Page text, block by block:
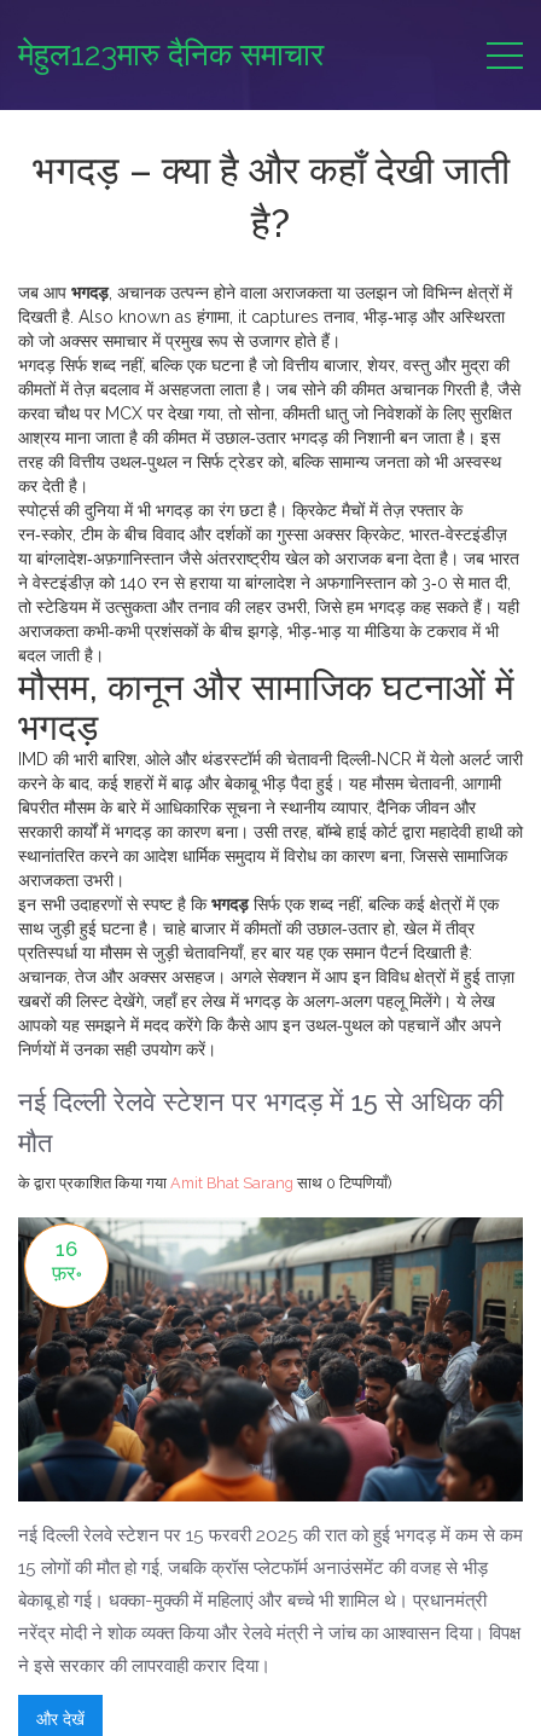
मेहुल123मारु दैनिक समाचार
भगदड़ – क्या है और कहाँ देखी जाती
है?
जब आप भगदड़, अचानक उत्पन्न होने वाला अराजकता या उलझन जो विभिन्न क्षेत्रों में
दिखती है . Also known as हंगामा, it captures तनाव, भीड़‑भाड़ और अस्थिरता
को जो अक्सर समाचार में प्रमुख रूप से उजागर होते हैं।
भगदड़ सिर्फ शब्द नहीं, बल्कि एक घटना है जोवित्तीय बाजार, शेयर, वस्तु और मुद्रा की
कीमतों में तेज़ बदलाव में असहजता लाता है। जब सोने की कीमत अचानक गिरती है, जैसे
करवा चौथ पर MCX पर देखा गया, तोसोना, कीमती धातु जो निवेशकों के लिए सुरक्षित
आश्रय माना जाता है की कीमत में उछाल‑उतार भगदड़ की निशानी बन जाता है। इस
तरह की वित्तीय उथल‑पुथल न सिर्फ ट्रेडर को, बल्कि सामान्य जनता को भी अस्वस्थ
कर देती है।
स्पोर्ट्स की दुनिया में भी भगदड़ का रंग छटा है। क्रिकेट मैचों में तेज़ रफ्तार के
रन‑स्कोर, टीम के बीच विवाद और दर्शकों का गुस्सा अक्सरक्रिकेट भारत‑वेस्टइंडीज़
या बांग्लादेश‑अफ़गानिस्तान जैसे अंतरराष्ट्रीय खेलको अराजक बना देता है। जब भारत
ने वेस्टइंडीज़ को 140 रन से हराया या बांग्लादेश ने अफगानिस्तान को 3‑0 से मात दी,
तो स्टेडियम में उत्सुकता और तनाव की लहर उभरी, जिसे हम भगदड़ कह सकते हैं। यही
अराजकता कभी‑कभी प्रशंसकों के बीच झगड़े, भीड़‑भाड़ या मीडिया के टकराव में भी
बदल जाती है।
मौसम, कानून और सामाजिक घटनाओं में
भगदड़
IMD की भारी बारिश, ओले और थंडरस्टॉर्म की चेतावनी दिल्ली‑NCR में येलो अलर्ट जारी
करने के बाद, कई शहरों में बाढ़ और बेकाबू भीड़ पैदा हुई। यह मौसम चेतावनी, आगामी
बिपरीत मौसम के बारे में आधिकारिक सूचनाने स्थानीय व्यापार, दैनिक जीवन और
सरकारी कार्यों में भगदड़ का कारण बना। उसी तरह, बॉम्बे हाई कोर्ट द्वारा महादेवी हाथी को
स्थानांतरित करने का आदेश धार्मिक समुदाय में विरोध का कारण बना, जिससे सामाजिक
अराजकता उभरी।
इन सभी उदाहरणों से स्पष्ट है किभगदड़सिर्फ एक शब्द नहीं, बल्कि कई क्षेत्रों में एक
साथ जुड़ी हुई घटना है। चाहे बाजार में कीमतों की उछाल‑उतार हो, खेल में तीव्र
प्रतिस्पर्धा या मौसम से जुड़ी चेतावनियाँ, हर बार यह एक समान पैटर्न दिखाती है:
अचानक, तेज और अक्सर असहज। अगले सेक्शन में आप इन विविध क्षेत्रों में हुई ताज़ा
खबरों की लिस्ट देखेंगे, जहाँ हर लेख में भगदड़ के अलग‑अलग पहलू मिलेंगे। ये लेख
आपको यह समझने में मदद करेंगे कि कैसे आप इन उथल‑पुथल को पहचानें और अपने
निर्णयों में उनका सही उपयोग करें।
नई दिल्ली रेलवे स्टेशन पर भगदड़ में 15 से अधिक की
मौत
के द्वारा प्रकाशित किया गया Amit Bhat Sarang साथ 0 टिप्पणियाँ)
16
फ़र॰
नई दिल्ली रेलवे स्टेशन पर 15 फरवरी 2025 की रात को हुई भगदड़ में कम से कम
15 लोगों की मौत हो गई, जबकि क्रॉस प्लेटफॉर्म अनाउंसमेंट की वजह से भीड़
बेकाबू हो गई। धक्का-मुक्की में महिलाएं और बच्चे भी शामिल थे। प्रधानमंत्री
नरेंद्र मोदी ने शोक व्यक्त किया और रेलवे मंत्री ने जांच का आश्वासन दिया। विपक्ष
ने इसे सरकार की लापरवाही करार दिया।
और देखें